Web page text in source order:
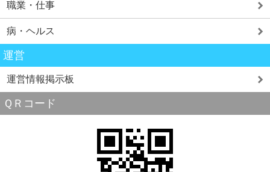
職業・仕事
病・ヘルス
運営
運営情報掲示板
ＱＲコード